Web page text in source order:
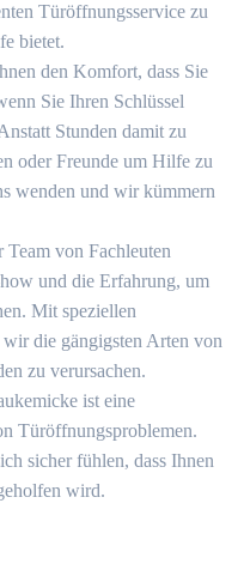
Türöffnungsservice zu
bietet.​
den Komfort, dass Sie
Sie Ihren Schlüssel
Stunden damit zu
oder Freunde um Hilfe zu
wenden und wir kümmern
Team von Fachleuten
und die Erfahrung, um
Mit speziellen
die gängigsten Arten von
zu verursachen.​
ist eine
Türöffnungsproblemen.​
sicher fühlen, dass Ihnen
wird.​